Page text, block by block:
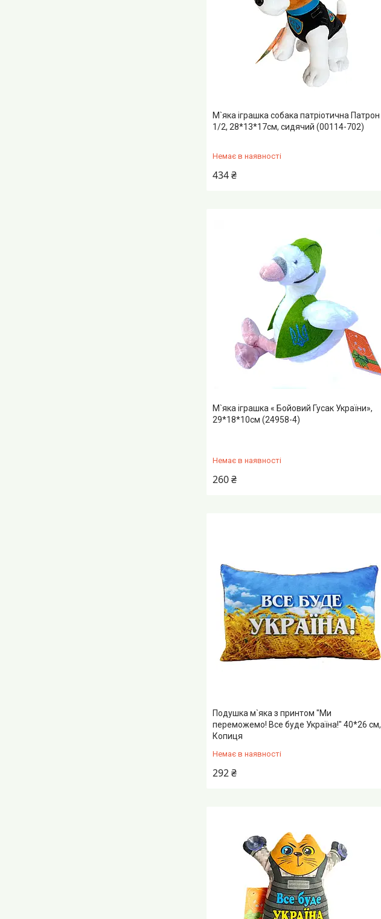
М`яка іграшка собака патріотична Патрон
1/2, 28*13*17см, сидячий (00114-702)
Немає в наявності
434 ₴
М`яка іграшка « Бойовий Гусак України»,
29*18*10см (24958-4)
Немає в наявності
260 ₴
Подушка м`яка з принтом "Ми
переможемо! Все буде Україна!" 40*26 см,
Копиця
Немає в наявності
292 ₴